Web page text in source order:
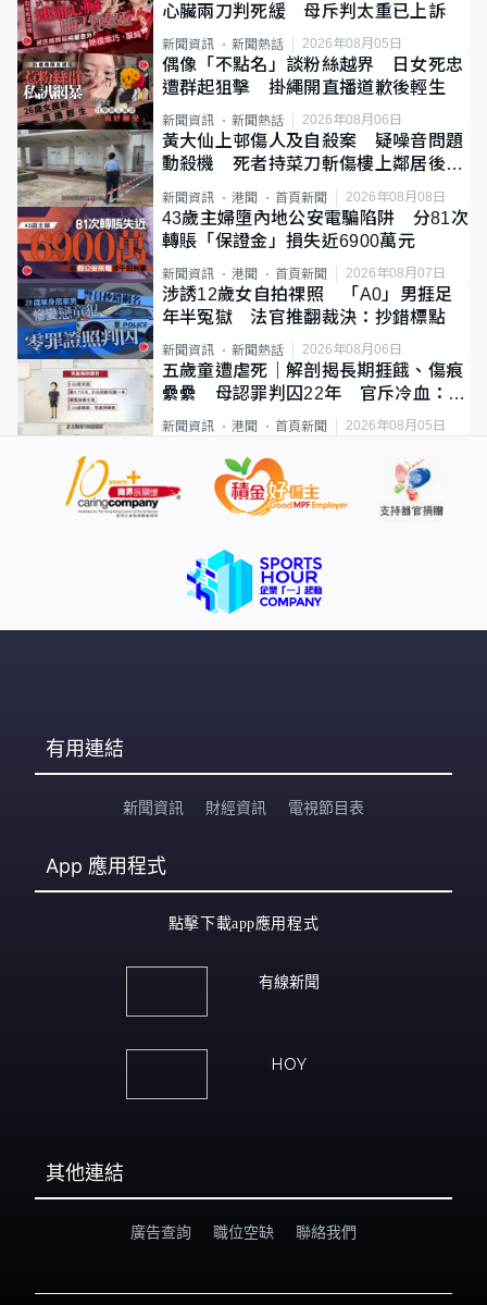
心臟兩刀判死緩 母斥判太重已上訴
新聞資訊 新聞熱話 2026年08月05日
偶像「不點名」談粉絲越界 日女死忠
遭群起狙擊 掛繩開直播道歉後輕生
新聞資訊 新聞熱話 2026年08月06日
黃大仙上邨傷人及自殺案 疑噪音問題
動殺機 死者持菜刀斬傷樓上鄰居後墮
新聞資訊 港聞 首頁新聞 2026年08月08日
43歲主婦墮內地公安電騙陷阱 分81次
轉賬「保證金」損失近6900萬元
新聞資訊 港聞 首頁新聞 2026年08月07日
涉誘12歲女自拍祼照 「A0」男捱足
年半冤獄 法官推翻裁決：抄錯標點
新聞資訊 新聞熱話 2026年08月06日
五歲童遭虐死｜解剖揭長期捱餓、傷痕
纍纍 母認罪判囚22年 官斥冷血：同
類案最惡劣
新聞資訊 港聞 首頁新聞 2026年08月05日
有用連結
新聞資訊 財經資訊 電視節目表
App 應用程式
點擊下載app應用程式
有線新聞
HOY
其他連結
廣告查詢 職位空缺 聯絡我們